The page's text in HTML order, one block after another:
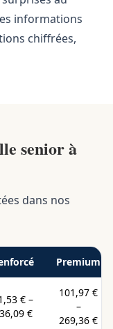
informations
chiffrées,
senior à
dans nos
Premium
€ –
€
101,97 €
–
269,36 €